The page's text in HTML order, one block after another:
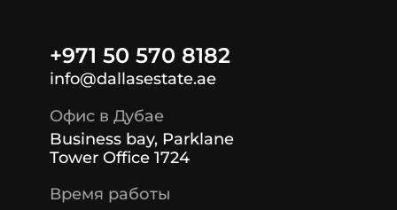
+971 50 570 8182
info@dallasestate.ae
Офис в Дубае
Business bay, Parklane
Tower Office 1724
Время работы